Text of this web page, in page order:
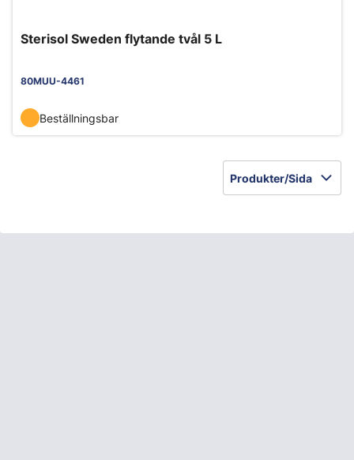
Sterisol Sweden flytande tvål 5 L
80MUU-4461
Beställningsbar
Produkter/Sida